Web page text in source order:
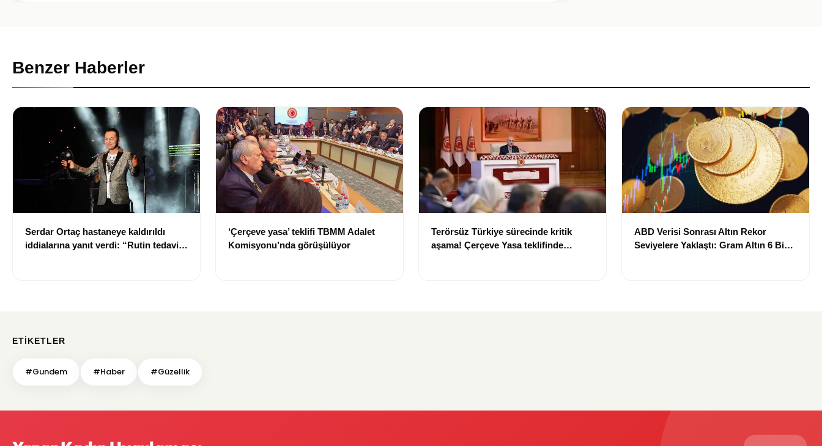
Benzer Haberler
Serdar Ortaç hastaneye kaldırıldı
iddialarına yanıt verdi: “Rutin tedavim
‘Çerçeve yasa’ teklifi TBMM Adalet
Komisyonu’nda görüşülüyor
Terörsüz Türkiye sürecinde kritik
aşama! Çerçeve Yasa teklifinde
ABD Verisi Sonrası Altın Rekor
Seviyelere Yaklaştı: Gram Altın 6 Bin
ETIKETLER
#Gundem #Haber #Güzellik